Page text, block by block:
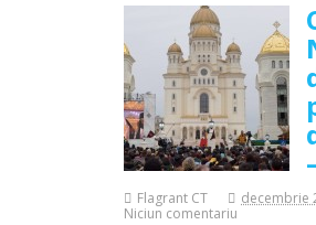
Flagrant CT decembrie
Niciun comentariu